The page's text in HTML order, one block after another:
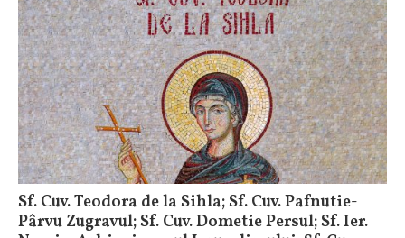
Sf. Cuv. Teodora de la Sihla; Sf. Cuv. Pafnutie-
Pârvu Zugravul; Sf. Cuv. Dometie Persul; Sf. Ier.